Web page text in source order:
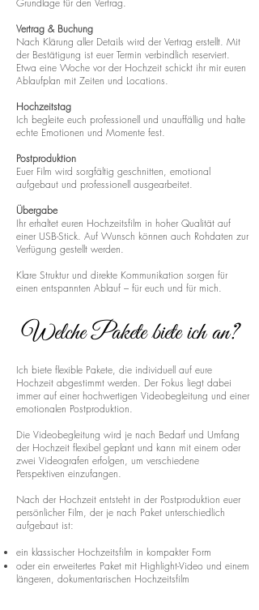
Grundlage für den Vertrag.
Vertrag & Buchung
Nach Klärung aller Details wird der Vertrag erstellt. Mit
der Bestätigung ist euer Termin verbindlich reserviert.
Etwa eine Woche vor der Hochzeit schickt ihr mir euren
Ablaufplan mit Zeiten und Locations.
Hochzeitstag
Ich begleite euch professionell und unauffällig und halte
echte Emotionen und Momente fest.
Postproduktion
Euer Film wird sorgfältig geschnitten, emotional
aufgebaut und professionell ausgearbeitet.
Übergabe
Ihr erhaltet euren Hochzeitsfilm in hoher Qualität auf
einer USB-Stick. Auf Wunsch können auch Rohdaten zur
Verfügung gestellt werden.
Klare Struktur und direkte Kommunikation sorgen für
einen entspannten Ablauf – für euch und für mich.
Welche Pakete biete ich an?
Ich biete flexible Pakete, die individuell auf eure
Hochzeit abgestimmt werden. Der Fokus liegt dabei
immer auf einer hochwertigen Videobegleitung und einer
emotionalen Postproduktion.
Die Videobegleitung wird je nach Bedarf und Umfang
der Hochzeit flexibel geplant und kann mit einem oder
zwei Videografen erfolgen, um verschiedene
Perspektiven einzufangen.
Nach der Hochzeit entsteht in der Postproduktion euer
persönlicher Film, der je nach Paket unterschiedlich
aufgebaut ist:
ein klassischer Hochzeitsfilm in kompakter Form
oder ein erweitertes Paket mit Highlight-Video und einem
längeren, dokumentarischen Hochzeitsfilm